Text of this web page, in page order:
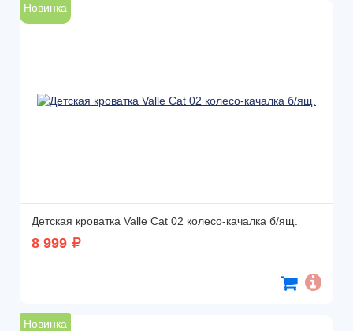
Новинка
Детская кроватка Valle Cat 02 колесо-качалка б/ящ.
8 999
Новинка